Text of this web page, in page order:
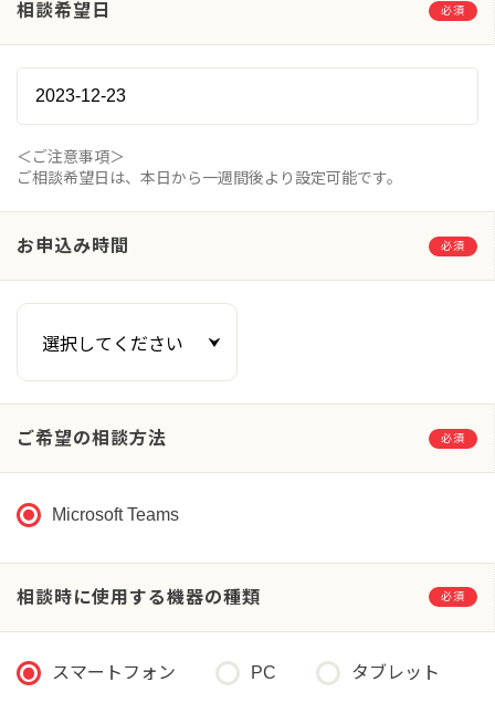
相談希望日 必須
＜ご注意事項＞
ご相談希望日は、本日から一週間後より設定可能です。
お申込み時間 必須
ご希望の相談方法 必須
Microsoft Teams
相談時に使用する機器の種類 必須
スマートフォン PC タブレット